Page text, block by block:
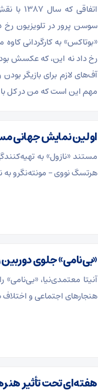
اتفاقی
«بوتاکس» به کارگردانی
رخ داد نه این، که عکسش
آف‌های لازم برای بازیگر
مهم این است که من در کل
اولین نمایش جهانی
مستند «نازول» به
هرتسگ نووی – مونته‌نگرو
«بی‌نامی» جلوی
آنیتا معتمدی‌نیا،
هنجارهای اجتماعی و اختلاف
هفته‌ای تحت تأثیر